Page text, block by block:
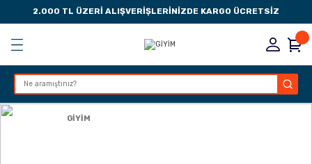
2.000 TL ÜZERİ ALIŞVERİŞLERİNİZDE KARGO ÜCRETSİZ
Geri Dön
Geri Dön
Geri Dön
Geri Dön
Anasayfa GİYİM